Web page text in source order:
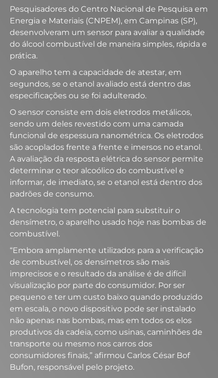
Pesquisadores do Centro Nacional de Pesquisa em
Energia e Materiais (CNPEM), em Campinas (SP),
desenvolveram um sensor para avaliar a qualidade
do álcool combustível de maneira simples, rápida e
prática.
O aparelho tem a capacidade de atestar, em
segundos, se o etanol avaliado está dentro das
especificações ou se foi adulterado.
O sensor consiste em dois eletrodos metálicos,
sendo um deles revestido com uma camada
funcional de espessura nanométrica. Os eletrodos
são acoplados frente a frente e imersos no etanol.
A avaliação da resposta elétrica do sensor permite
determinar o teor alcoólico do combustível e
informar, de imediato, se o etanol está dentro dos
padrões de consumo.
A tecnologia tem potencial para substituir o
densímetro, o aparelho usado hoje nas bombas de
combustível.
“Embora amplamente utilizados para a verificação
de combustível, os densímetros são mais
imprecisos e o resultado da análise é de difícil
visualização por parte do consumidor. Por ser
pequeno e ter um custo baixo quando produzido
em escala, o novo dispositivo pode ser instalado
não apenas nas bombas, mas em todos os elos
produtivos da cadeia, como usinas, caminhões de
transporte ou mesmo nos carros dos
consumidores finais,” afirmou Carlos César Bof
Bufon, responsável pelo projeto.